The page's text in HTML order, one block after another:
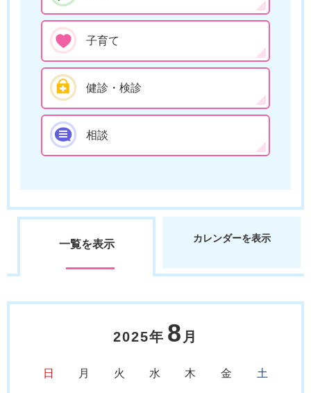
子育て
健診・検診
相談
一覧を表示 カレンダーを表示
2025年 8 月
日 月 火 水 木 金 土